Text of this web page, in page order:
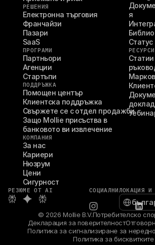
РЕШЕНИЯ
Електронна търговия
Франчайзи
Пазари
SaaS
ПРОГРАМИ
Партньори
Агенции
Стартъпи
ПОДДРЪЖКА
Помощен център
Клиентска поддръжка
Свържете се с отдел продажби
Защо Mollie присъства в
банковото ви извлечение
КОМПАНИЯ
За нас
Кариери
Нюзрум
Цени
Сигурност
я
Статус
РЕСУРСИ
Статии
РЕЗЮМЕ ОТ AI СОЦИАЛНИЛОКАЦИЯ И
Select
© 2026 Mollie B.V.Потребителско
Декларация за поверителност
Политика за сигнализиране за
Политика за бисквитките